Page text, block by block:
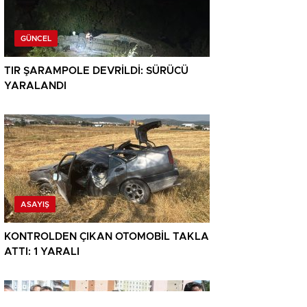
GÜNCEL
TIR ŞARAMPOLE DEVRİLDİ: SÜRÜCÜ
YARALANDI
ASAYIŞ
KONTROLDEN ÇIKAN OTOMOBİL TAKLA
ATTI: 1 YARALI